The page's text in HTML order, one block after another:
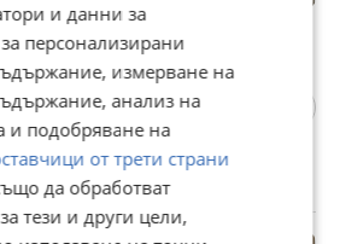
гр. София, Зона Б-19
14:29
11 €/м²
и данни за
персонализирани
измерване на
анализ на
и подобряване на
от трети страни
да обработват
тези и други цели,